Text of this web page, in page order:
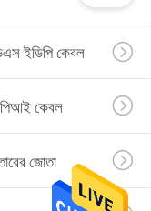
ইডিপি কেবল
কেবল
জোতা